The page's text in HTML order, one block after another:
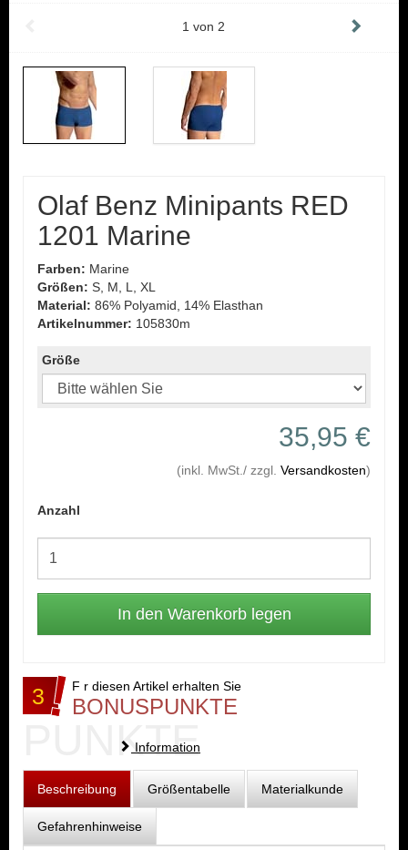
1 von 2
Olaf Benz Minipants RED
1201 Marine
Farben: Marine
Größen: S, M, L, XL
Material: 86% Polyamid, 14% Elasthan
Artikelnummer: 105830m
Größe
35,95 €
(inkl. MwSt./ zzgl. Versandkosten)
Anzahl
3 F r diesen Artikel erhalten Sie
BONUSPUNKTE
PUNKTE
Information
Beschreibung Größentabelle Materialkunde
Gefahrenhinweise